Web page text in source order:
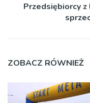
Przedsiębiorcy
ZOBACZ RÓWNIEŻ